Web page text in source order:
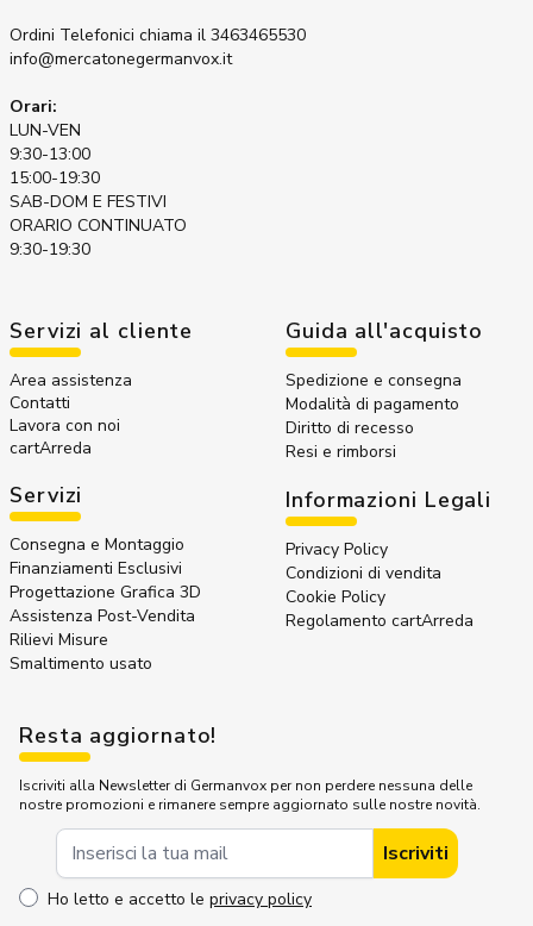
Ordini Telefonici chiama il 3463465530
info@mercatonegermanvox.it
Orari:
LUN-VEN
9:30-13:00
15:00-19:30
SAB-DOM E FESTIVI
ORARIO CONTINUATO
9:30-19:30
Servizi al cliente
Area assistenza
Contatti
Lavora con noi
cartArreda
Servizi
Consegna e Montaggio
Finanziamenti Esclusivi
Progettazione Grafica 3D
Assistenza Post-Vendita
Rilievi Misure
Smaltimento usato
Guida all'acquisto
Spedizione e consegna
Modalità di pagamento
Diritto di recesso
Resi e rimborsi
Informazioni Legali
Privacy Policy
Condizioni di vendita
Cookie Policy
Regolamento cartArreda
Resta aggiornato!
Iscriviti alla Newsletter di Germanvox per non perdere nessuna delle
nostre promozioni e rimanere sempre aggiornato sulle nostre novità.
Iscriviti
Ho letto e accetto le privacy policy